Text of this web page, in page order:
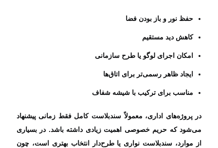
حفظ نور و باز بودن فضا
کاهش دید مستقیم
امکان اجرای لوگو یا طرح سازمانی
ایجاد ظاهر رسمی‌تر برای اتاق‌ها
مناسب برای ترکیب با شیشه شفاف
در پروژه‌های اداری، معمولاً سندبلاست کامل فقط زمانی پیشنهاد
می‌شود که حریم خصوصی اهمیت زیادی داشته باشد. در بسیاری
از موارد، سندبلاست نواری یا طرح‌دار انتخاب بهتری است، چون